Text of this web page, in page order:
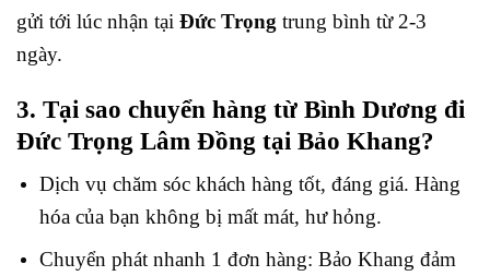
gửi tới lúc nhận tại Đức Trọng trung bình từ 2-3
ngày.
3. Tại sao chuyển hàng từ Bình Dương đi
Đức Trọng Lâm Đồng tại Bảo Khang?
Dịch vụ chăm sóc khách hàng tốt, đáng giá. Hàng
hóa của bạn không bị mất mát, hư hỏng.
Chuyển phát nhanh 1 đơn hàng: Bảo Khang đảm